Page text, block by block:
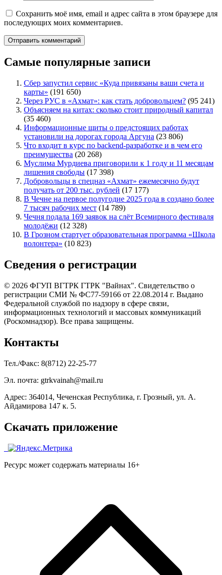
Сохранить моё имя, email и адрес сайта в этом браузере для
последующих моих комментариев.
Самые популярные записи
Сбер запустил сервис «Куда привязаны ваши счета и
карты» (191 650)
Через РУС в «Ахмат»: как стать добровольцем? (95 241)
Объясняем на китах: сколько стоит природный капитал
(35 460)
Информационные щиты о предстоящих работах
установили на дорогах города Аргуна (23 806)
Что входит в курс по backend-разработке и в чем его
преимущества (20 268)
Муслима Мурдиева приговорили к 1 году и 11 месяцам
лишения свободы (17 398)
Добровольцы в спецназ «Ахмат» ежемесячно будут
получать от 200 тыс. рублей (17 177)
В Чечне на первое полугодие 2025 года в создано более
7 тысяч рабочих мест (14 789)
Чечня подала 169 заявок на слёт Всемирного фестиваля
молодёжи (12 328)
В Грозном стартует образовательная программа «Школа
волонтера» (10 823)
Сведения о регистрации
© 2026 ФГУП ВГТРК ГТРК "Вайнах". Свидетельство о
регистрации СМИ № ФС77-59166 от 22.08.2014 г. Выдано
Федеральной службой по надзору в сфере связи,
информационных технологий и массовых коммуникаций
(Роскомнадзор). Все права защищены.
Контакты
Тел./Факс: 8(8712) 22-25-77
Эл. почта: gtrkvainah@mail.ru
Адрес: 364014, Чеченская Республика, г. Грозный, ул. А.
Айдамирова 147 к. 5.
Скачать приложение
Ресурс может содержать материалы 16+